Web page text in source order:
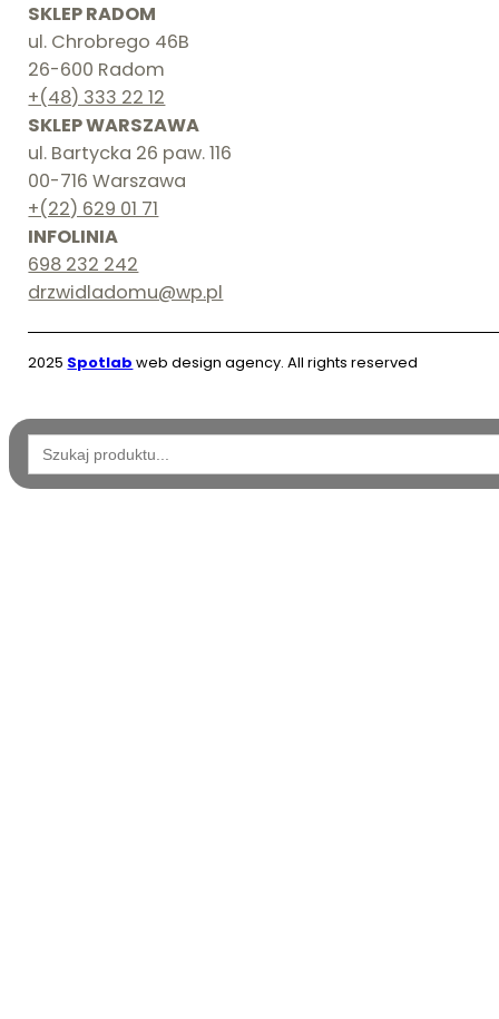
SKLEP RADOM
ul. Chrobrego 46B
26-600 Radom
+(48) 333 22 12
SKLEP WARSZAWA
ul. Bartycka 26 paw. 116
00-716 Warszawa
+(22) 629 01 71
INFOLINIA
698 232 242
drzwidladomu@wp.pl
2025 Spotlab web design agency. All rights reserved
Wyszukaj: